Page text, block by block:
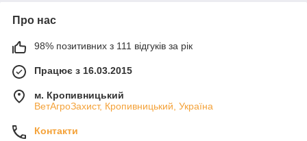
Про нас
98% позитивних з 111 відгуків за рік
Працює з 16.03.2015
м. Кропивницький
ВетАгроЗахист, Кропивницький, Україна
Контакти